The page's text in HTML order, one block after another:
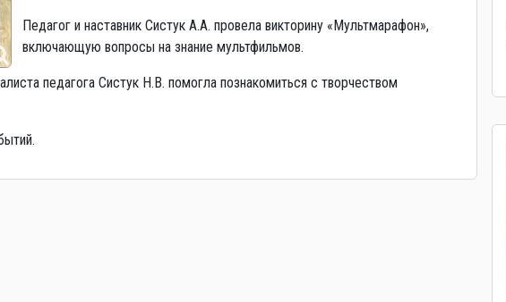
Педагог и наставник Систук А.А. провела викторину «Мультмарафон»,
включающую вопросы на знание мультфильмов.
педагога Систук Н.В. помогла познакомиться с творчеством